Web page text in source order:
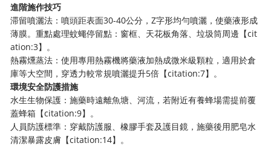
進階施作技巧
滞留噴灑法：噴頭距表面30-40公分，Z字形均勻噴灑，使藥液形成
薄膜。重點處理蚊蠅停留點：窗框、天花板角落、垃圾筒周邊【cit
ation:3】。
熱霧燻蒸法：使用專用熱霧機將藥液加熱成微米級顆粒，適用於倉
庫等大空間，穿透力較常規噴灑提升5倍【citation:7】。
環境安全防護措施
水生生物保護：施藥時遠離魚塘、河流，若附近有養蜂場需提前覆
蓋蜂箱【citation:9】。
人員防護標準：穿戴防護服、橡膠手套及護目鏡，施藥後用肥皂水
清潔暴露皮膚【citation:14】。